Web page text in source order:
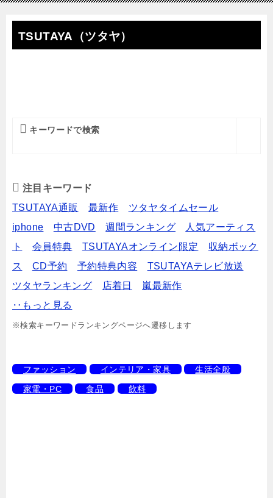
TSUTAYA（ツタヤ）
キーワードで検索
注目キーワード
TSUTAYA通販
最新作
ツタヤタイムセール
iphone
中古DVD 週間ランキング
人気アーティス
ト
会員特典 TSUTAYAオンライン限定
収納ボック
ス
CD予約 予約特典内容
TSUTAYAテレビ放送
ツタヤランキング
店着日
嵐最新作
‥もっと見る
※検索キーワードランキングページへ遷移します
ファッション インテリア・家具
生活全般
家電・PC
食品 飲料